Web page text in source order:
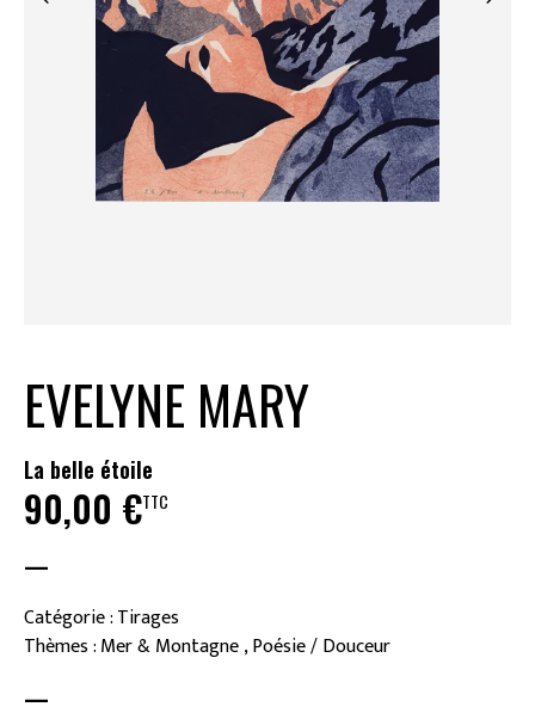
EVELYNE MARY
La belle étoile
90,00 €TTC
—
Catégorie : Tirages
Thèmes : Mer & Montagne , Poésie / Douceur
—